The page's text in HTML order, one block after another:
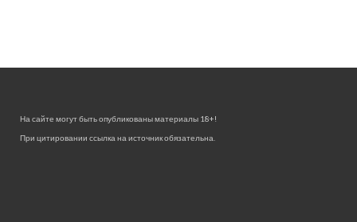
На сайте могут быть опубликованы материалы 18+!
При цитировании ссылка на источник обязательна.